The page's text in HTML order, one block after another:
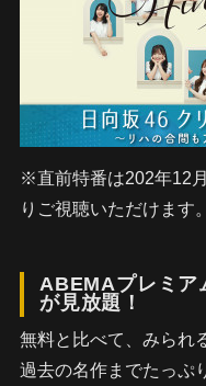
※直前特番は202年12
りご視聴いただけます。
ABEMAプレミア
が見放題！
無料と比べて、みられ
過去の名作までたっぷ